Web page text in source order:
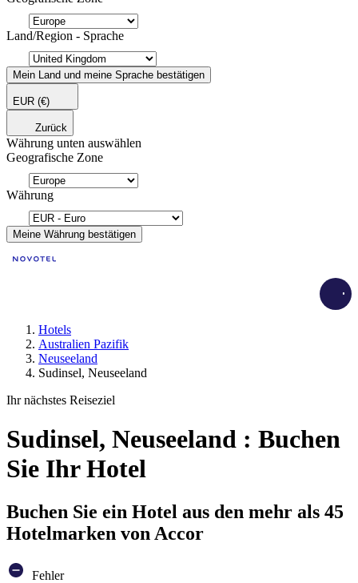
Land/Region - Sprache
Mein Land und meine Sprache bestätigen
EUR (€)
Zurück
Währung unten auswählen
Geografische Zone
Währung
Meine Währung bestätigen
Hotels
Australien Pazifik
Neuseeland
Sudinsel, Neuseeland
Ihr nächstes Reiseziel
Sudinsel, Neuseeland : Buchen
Sie Ihr Hotel
Buchen Sie ein Hotel aus den mehr als 45
Hotelmarken von Accor
Fehler